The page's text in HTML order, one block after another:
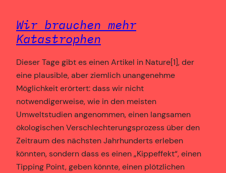
Wir brauchen mehr
Katastrophen
Dieser Tage gibt es einen Artikel in Nature[1], der
eine plausible, aber ziemlich unangenehme
Möglichkeit erörtert: dass wir nicht
notwendigerweise, wie in den meisten
Umweltstudien angenommen, einen langsamen
ökologischen Verschlechterungsprozess über den
Zeitraum des nächsten Jahrhunderts erleben
könnten, sondern dass es einen „Kippeffekt“, einen
Tipping Point, geben könnte, einen plötzlichen